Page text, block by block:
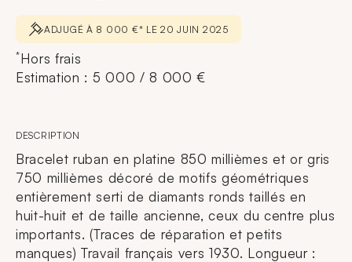
ADJUGÉ À 8 000 €* LE 20 JUIN 2025
*Hors frais
Estimation : 5 000 / 8 000 €
DESCRIPTION
Bracelet ruban en platine 850 millièmes et or gris
750 millièmes décoré de motifs géométriques
entièrement serti de diamants ronds taillés en
huit-huit et de taille ancienne, ceux du centre plus
importants. (Traces de réparation et petits
manques) Travail français vers 1930. Longueur :